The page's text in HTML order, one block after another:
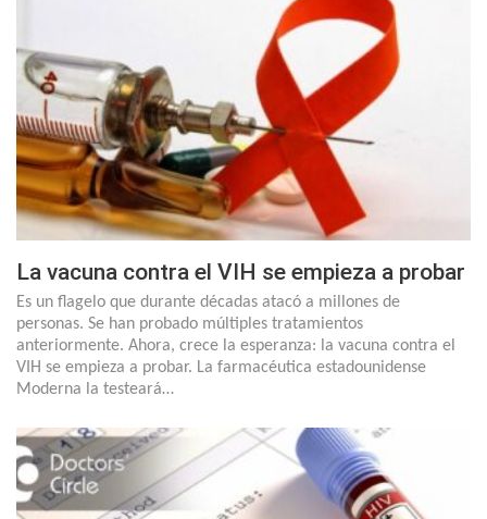
La vacuna contra el VIH se empieza a probar
Es un flagelo que durante décadas atacó a millones de
personas. Se han probado múltiples tratamientos
anteriormente. Ahora, crece la esperanza: la vacuna contra el
VIH se empieza a probar. La farmacéutica estadounidense
Moderna la testeará…